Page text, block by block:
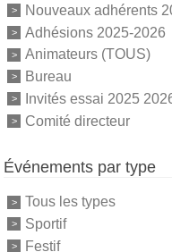
Nouveaux adhérents
Adhésions 2025-2026
Animateurs (TOUS)
Bureau
Invités essai 2025
Comité directeur
Événements par type
Tous les types
Sportif
Festif